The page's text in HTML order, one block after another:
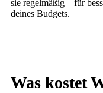
sie regelmäßig – für
deines Budgets.
Was kostet